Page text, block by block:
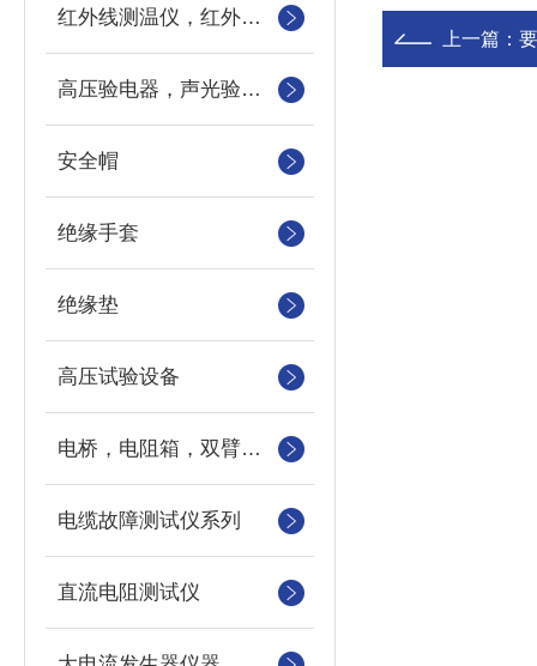
红外线测温仪，红外测温仪，测温枪，测温计
高压验电器，声光验电器，语言验电器，直流验电器，高压验电笔
安全帽
绝缘手套
绝缘垫
高压试验设备
电桥，电阻箱，双臂电桥，单臂电桥，标准电阻
电缆故障测试仪系列
直流电阻测试仪
上一篇：